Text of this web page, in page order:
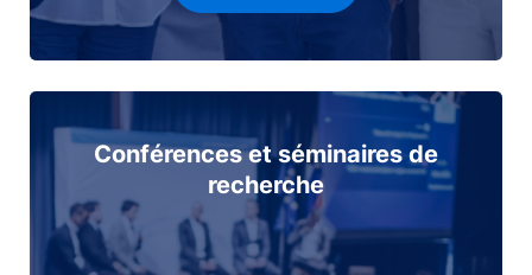
Conférences et séminaires de
recherche